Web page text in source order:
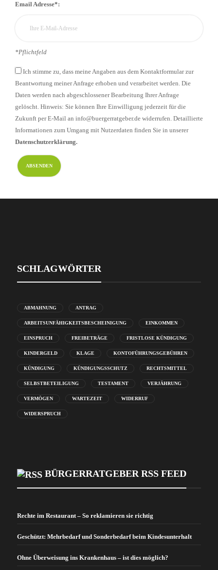
Email Adresse*:
*Pflichtfeld
Ich stimme zu, dass meine Angaben aus dem Kontaktformular zur
Beantwortung meiner Anfrage erhoben und verarbeitet werden. Die
Daten werden nach abgeschlossener Bearbeitung Ihrer Anfrage
gelöscht. Hinweis: Sie können Ihre Einwilligung jederzeit für die
Zukunft per E-Mail an info@buergerratgeber.de widerrufen. Detaillierte
Informationen zum Umgang mit Nutzerdaten finden Sie in unserer
Datenschutzerklärung.
SCHLAGWÖRTER
ABMAHNUNG ANTRAG
ARBEITSUNFÄHIGKEITSBESCHEINIGUNG EINKOMMEN
EINSPRUCH FREIBETRÄGE FRISTLOSE KÜNDIGUNG
KINDERGELD KLAGE KONTOFÜHRUNGSGEBÜHREN
KÜNDIGUNG KÜNDIGUNGSSCHUTZ RECHTSMITTEL
SELBSTBETEILIGUNG TESTAMENT VERJÄHRUNG
VERMÖGEN WARTEZEIT WIDERRUF
WIDERSPRUCH
BÜRGERRATGEBER RSS FEED
Rechte im Restaurant – So reklamieren sie richtig
Geschützt: Mehrbedarf und Sonderbedarf beim Kindesunterhalt
Ohne Überweisung ins Krankenhaus – ist dies möglich?